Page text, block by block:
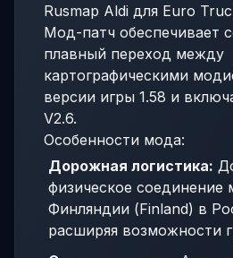
Rusmap Aldi для Euro
Мод-патч обеспечивает
плавный переход между
картографическими
версии игры 1.58 и
V2.6.
Особенности мода:
Дорожная логистика:
физическое соединение
Финляндии (Finland) в
расширяя возможности